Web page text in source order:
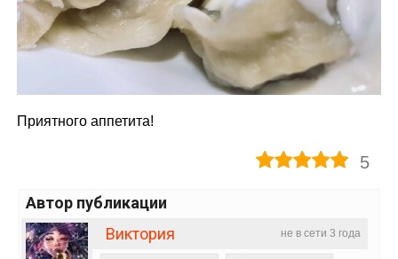
Приятного аппетита!
5
Автор публикации
не в сети 3 года
Виктория